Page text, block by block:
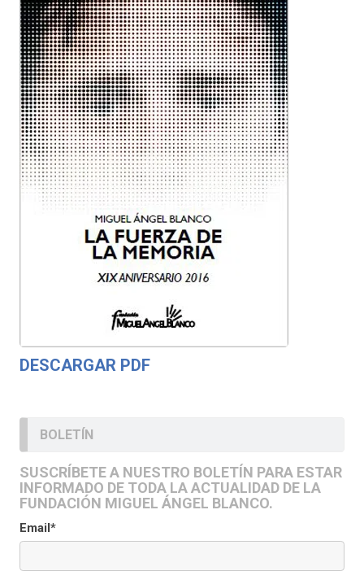
DESCARGAR PDF
BOLETÍN
SUSCRÍBETE A NUESTRO BOLETÍN PARA ESTAR
INFORMADO DE TODA LA ACTUALIDAD DE LA
FUNDACIÓN MIGUEL ÁNGEL BLANCO.
Email*